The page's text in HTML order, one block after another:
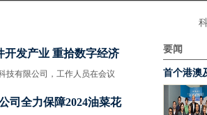
利物浦
开发产业 重拾数字经济
技有限公司，工作人员在会议
司全力保障2024油菜花
要闻
首个港澳